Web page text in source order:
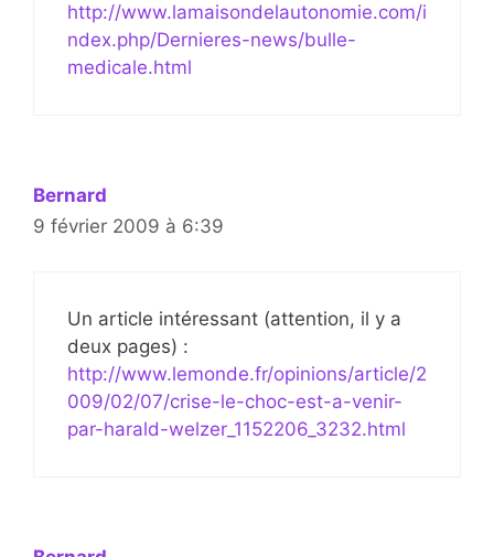
http://www.lamaisondelautonomie.com/i
ndex.php/Dernieres-news/bulle-
medicale.html
Bernard
9 février 2009 à 6:39
Un article intéressant (attention, il y a
deux pages) :
http://www.lemonde.fr/opinions/article/2
009/02/07/crise-le-choc-est-a-venir-
par-harald-welzer_1152206_3232.html